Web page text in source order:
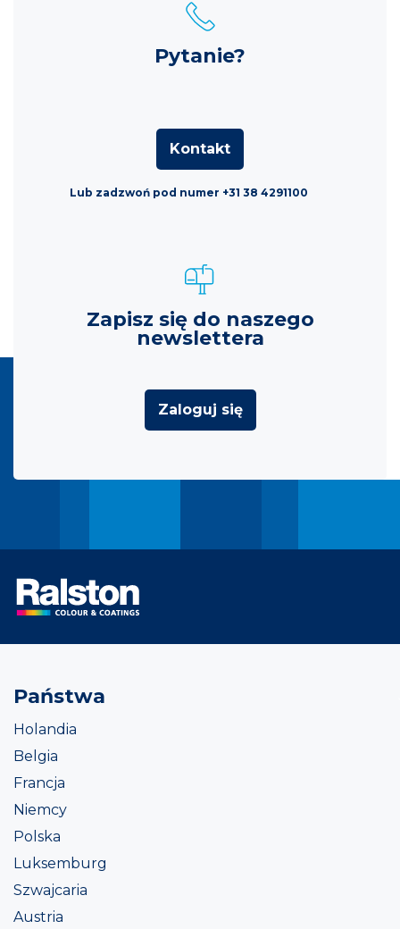
Pytanie?
Kontakt
Lub zadzwoń pod numer +31 38 4291100
Zapisz się do naszego
newslettera
Zaloguj się
Państwa
Holandia
Belgia
Francja
Niemcy
Polska
Luksemburg
Szwajcaria
Austria